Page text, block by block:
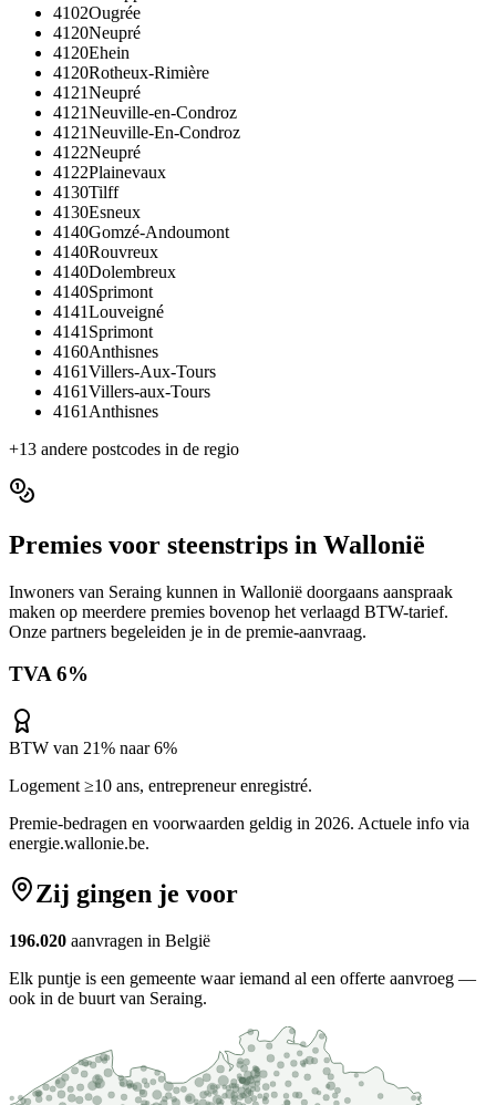
4102Ougrée
4120Neupré
4120Ehein
4120Rotheux-Rimière
4121Neupré
4121Neuville-en-Condroz
4121Neuville-En-Condroz
4122Neupré
4122Plainevaux
4130Tilff
4130Esneux
4140Gomzé-Andoumont
4140Rouvreux
4140Dolembreux
4140Sprimont
4141Louveigné
4141 Sprimont
4160Anthisnes
4161Villers-Aux-Tours
4161Villers-aux-Tours
4161 Anthisnes
+13 andere postcodes in de regio
Premies voor steenstrips in Wallonië
Inwoners van Seraing kunnen in Wallonië doorgaans aanspraak
maken op meerdere premies bovenop het verlaagd BTW-tarief.
Onze partners begeleiden je in de premie-aanvraag.
TVA 6%
BTW van 21% naar 6%
Logement ≥10 ans, entrepreneur enregistré.
Premie-bedragen en voorwaarden geldig in 2026. Actuele info via
energie.wallonie.be.
Zij gingen je voor
196.020 aanvragen in België
Elk puntje is een gemeente waar iemand al een offerte aanvroeg —
ook in de buurt van Seraing.